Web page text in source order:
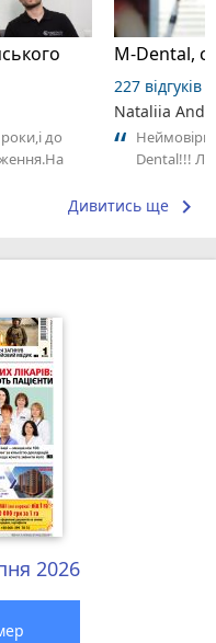
до
M-Dental,
227 відгуків
Nataliia
Dental!!!
Дивитись ще keyboard_arrow_right
2026